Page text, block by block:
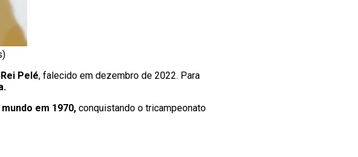
Rei Pelé, falecido em dezembro de 2022. Para
em 1970, conquistando o tricampeonato